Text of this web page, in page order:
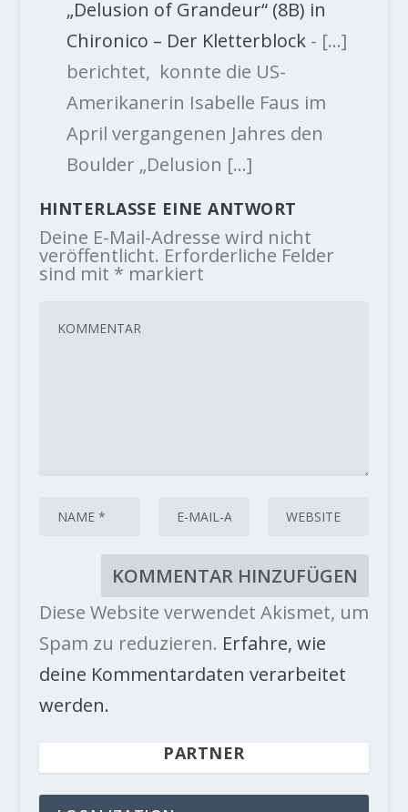
„Delusion of Grandeur“ (8B) in
Chironico – Der Kletterblock- […]
berichtet, konnte die US-
Amerikanerin Isabelle Faus im
April vergangenen Jahres den
Boulder „Delusion […]
HINTERLASSE EINE ANTWORT
Deine E-Mail-Adresse wird nicht
veröffentlicht. Erforderliche Felder
sind mit * markiert
Diese Website verwendet Akismet, um
Spam zu reduzieren. Erfahre, wie
deine Kommentardaten verarbeitet
werden.
PARTNER